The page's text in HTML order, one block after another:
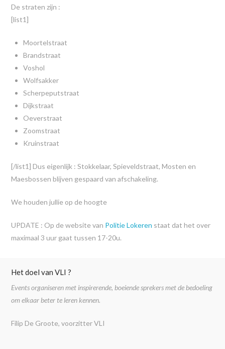
De straten zijn :
[list1]
Moortelstraat
Brandstraat
Voshol
Wolfsakker
Scherpeputstraat
Dijkstraat
Oeverstraat
Zoomstraat
Kruinstraat
[/list1] Dus eigenlijk : Stokkelaar, Spieveldstraat, Mosten en
Maesbossen blijven gespaard van afschakeling.
We houden jullie op de hoogte
UPDATE : Op de website van Politie Lokeren staat dat het over
maximaal 3 uur gaat tussen 17-20u.
Het doel van VLI ?
Events organiseren met inspirerende, boeiende sprekers met de bedoeling
om elkaar beter te leren kennen.
Filip De Groote, voorzitter VLI